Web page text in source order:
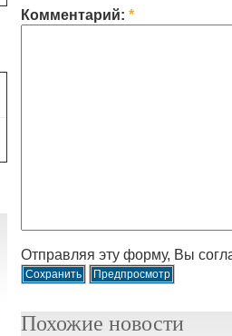
Комментарий: *
Отправляя эту форму, Вы
Похожие новости